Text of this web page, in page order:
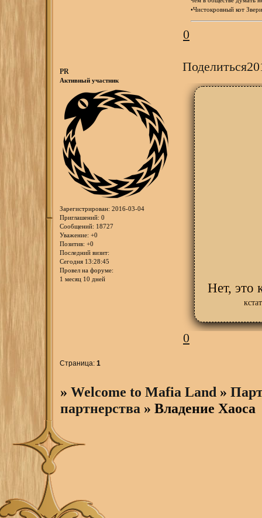
•Чистокровный кот
0
Поделиться
PR
Активный участник
Зарегистрирован: 2016-03-04
Приглашений: 0
Сообщений: 18727
Уважение: +0
Позитив: +0
Последний визит:
Сегодня 13:28:45
Провел на форуме:
1 месяц 10 дней
Нет, это
0
Страница:1
»Welcome to Mafia Land »
партнерства »Владение Хаоса